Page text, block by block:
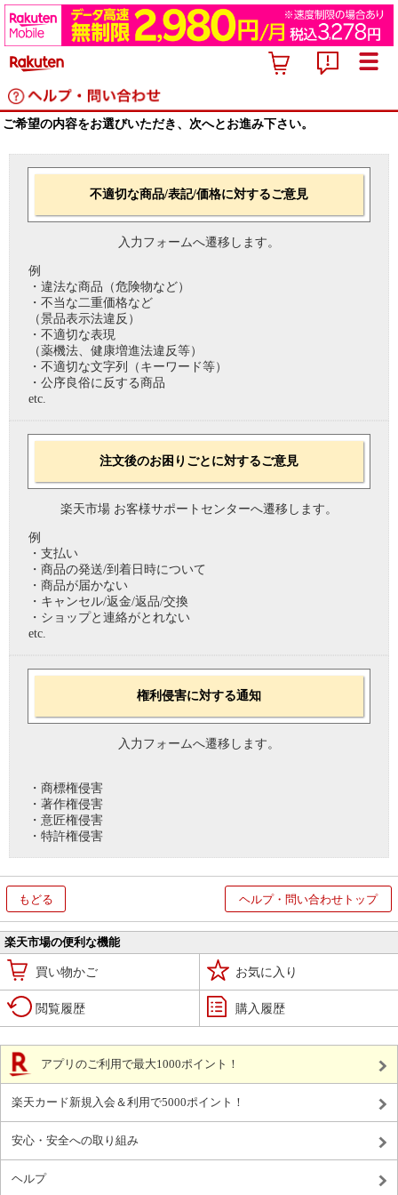
ご希望の内容をお選びいただき、次へとお進み下さい。
不適切な商品/表記/価格に対するご意見
入力フォームへ遷移します。
例
・違法な商品（危険物など）
・不当な二重価格など
（景品表示法違反）
・不適切な表現
（薬機法、健康増進法違反等）
・不適切な文字列（キーワード等）
・公序良俗に反する商品
etc.
注文後のお困りごとに対するご意見
楽天市場 お客様サポートセンターへ遷移します。
例
・支払い
・商品の発送/到着日時について
・商品が届かない
・キャンセル/返金/返品/交換
・ショップと連絡がとれない
etc.
権利侵害に対する通知
入力フォームへ遷移します。
・商標権侵害
・著作権侵害
・意匠権侵害
・特許権侵害
もどる ヘルプ・問い合わせトップ
楽天市場の便利な機能
買い物かご お気に入り
閲覧履歴 購入履歴
アプリのご利用で最大1000ポイント！
楽天カード新規入会＆利用で5000ポイント！
安心・安全への取り組み
ヘルプ